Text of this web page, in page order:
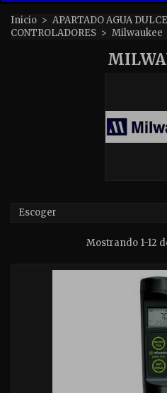
Inicio APARTADO AGUA DULCE
CONTROLADORES
Milwaukee
Escoger
Mostrando 1-12